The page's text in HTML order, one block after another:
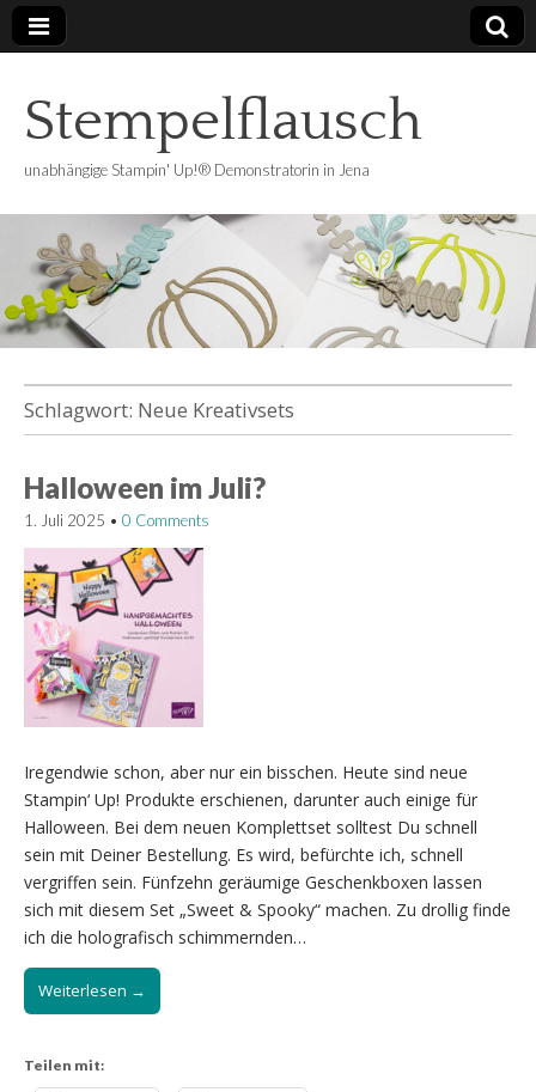
Stempelflausch
unabhängige Stampin' Up!® Demonstratorin in Jena
Schlagwort: Neue Kreativsets
Halloween im Juli?
1. Juli 2025 • 0 Comments
Iregendwie schon, aber nur ein bisschen. Heute sind neue
Stampin‘ Up! Produkte erschienen, darunter auch einige für
Halloween. Bei dem neuen Komplettset solltest Du schnell
sein mit Deiner Bestellung. Es wird, befürchte ich, schnell
vergriffen sein. Fünfzehn geräumige Geschenkboxen lassen
sich mit diesem Set „Sweet & Spooky“ machen. Zu drollig finde
ich die holografisch schimmernden…
Weiterlesen →
Teilen mit: